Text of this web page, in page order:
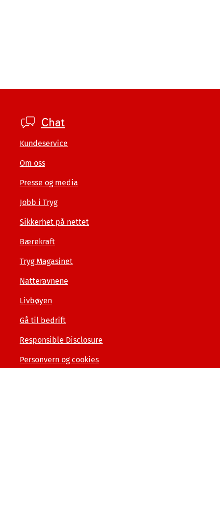
Footer
private
Chat
Kundeservice
Om oss
Presse og media
Jobb i Tryg
Sikkerhet på nettet
Bærekraft
Tryg Magasinet
Natteravnene
Livbøyen
Gå til bedrift
Responsible Disclosure
Personvern og cookies